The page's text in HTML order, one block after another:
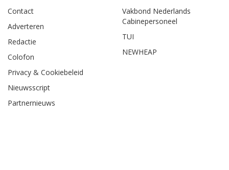
Contact
Adverteren
Redactie
Colofon
Privacy & Cookiebeleid
Nieuwsscript
Partnernieuws
Vakbond Nederlands
Cabinepersoneel
TUI
NEWHEAP